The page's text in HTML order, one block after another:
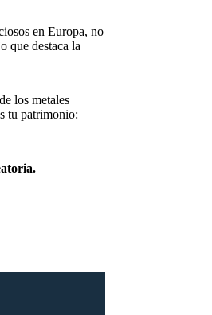
en Europa, no
que destaca la
los metales
tu patrimonio: